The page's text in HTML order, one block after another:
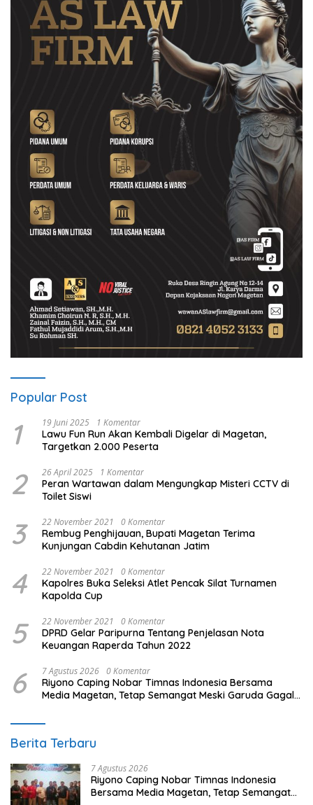
Popular Post
1 19 Juni 2025 1 Komentar
Lawu Fun Run Akan Kembali Digelar di Magetan,
Targetkan 2.000 Peserta
2 26 April 2025 1 Komentar
Peran Wartawan dalam Mengungkap Misteri CCTV di
Toilet Siswi
3 22 November 2021 0 Komentar
Rembug Penghijauan, Bupati Magetan Terima
Kunjungan Cabdin Kehutanan Jatim
4 22 November 2021 0 Komentar
Kapolres Buka Seleksi Atlet Pencak Silat Turnamen
Kapolda Cup
5 22 November 2021 0 Komentar
DPRD Gelar Paripurna Tentang Penjelasan Nota
Keuangan Raperda Tahun 2022
6 7 Agustus 2026 0 Komentar
Riyono Caping Nobar Timnas Indonesia Bersama
Media Magetan, Tetap Semangat Meski Garuda Gagal
Berita Terbaru
7 Agustus 2026
Riyono Caping Nobar Timnas Indonesia
Bersama Media Magetan, Tetap Semangat